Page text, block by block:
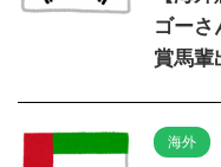
ゴーさ
賞馬輩
海外